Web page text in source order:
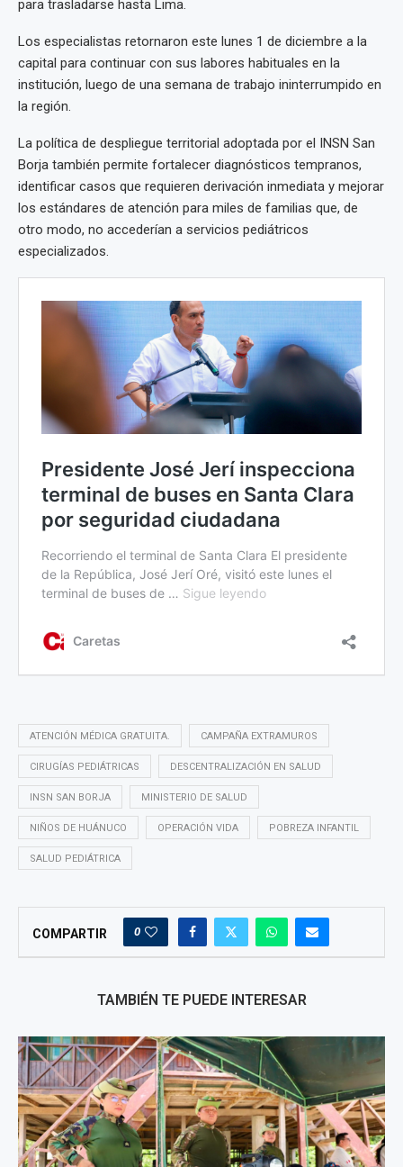
para trasladarse hasta Lima.
Los especialistas retornaron este lunes 1 de diciembre a la
capital para continuar con sus labores habituales en la
institución, luego de una semana de trabajo ininterrumpido en
la región.
La política de despliegue territorial adoptada por el INSN San
Borja también permite fortalecer diagnósticos tempranos,
identificar casos que requieren derivación inmediata y mejorar
los estándares de atención para miles de familias que, de
otro modo, no accederían a servicios pediátricos
especializados.
ATENCIÓN MÉDICA GRATUITA. CAMPAÑA EXTRAMUROS
CIRUGÍAS PEDIÁTRICAS DESCENTRALIZACIÓN EN SALUD
INSN SAN BORJA MINISTERIO DE SALUD
NIÑOS DE HUÁNUCO OPERACIÓN VIDA POBREZA INFANTIL
SALUD PEDIÁTRICA
COMPARTIR 0
TAMBIÉN TE PUEDE INTERESAR